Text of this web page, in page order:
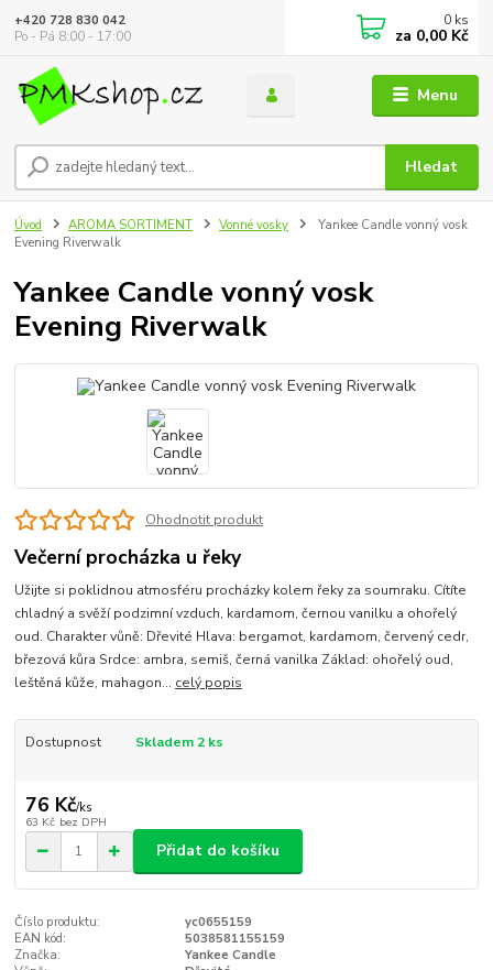
Menu
Hledat
+420 728 830 042
Po - Pá 8:00 - 17:00
0 ks
za 0,00 Kč
Úvod AROMA SORTIMENT Vonné vosky
Yankee Candle vonný vosk
Evening Riverwalk
Yankee Candle vonný vosk
Evening Riverwalk
Ohodnotit produkt
Večerní procházka u řeky
Užijte si poklidnou atmosféru procházky kolem řeky za soumraku. Cítíte
chladný a svěží podzimní vzduch, kardamom, černou vanilku a ohořelý
oud. Charakter vůně: Dřevité Hlava: bergamot, kardamom, červený cedr,
březová kůra Srdce: ambra, semiš, černá vanilka Základ: ohořelý oud,
leštěná kůže, mahagon... celý popis
Dostupnost Skladem 2 ks
76 Kč/ks
63 Kč bez DPH
Přidat do košíku
Číslo produktu:
yc0655159
EAN kód:
5038581155159
Značka:
Yankee Candle